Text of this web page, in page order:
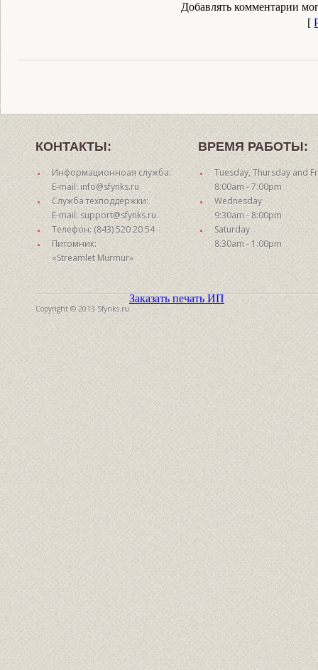
Добавлять комментарии
[
КОНТАКТЫ:
Информационноая служба:
E-mail: info@sfynks.ru
Служба техподдержки:
E-mail: support@sfynks.ru
Телефон: (843) 520 20 54
Питомник:
«Streamlet Murmur»
ВРЕМЯ РАБОТЫ:
Tuesday, Thursday and
8:00am - 7:00pm
Wednesday
9:30am - 8:00pm
Saturday
8:30am - 1:00pm
Copyright © 2013 Sfynks.ru
Заказать печать ИП